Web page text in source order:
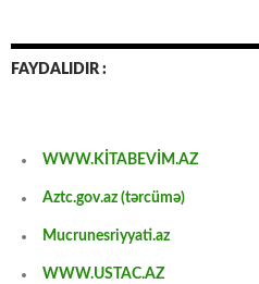
FAYDALIDIR :
WWW.KİTABEVİM.AZ
Aztc.gov.az (tərcümə)
Mucrunesriyyati.az
WWW.USTAC.AZ